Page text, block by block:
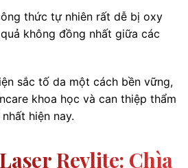
thức tự nhiên rất dễ bị oxy
không đồng nhất giữa các
sắc tố da một cách bền vững,
khoa học và can thiệp thẩm
hiện nay.
Revlite: Chìa